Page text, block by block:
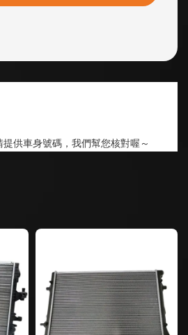
供車身號碼，我們幫您核對喔～